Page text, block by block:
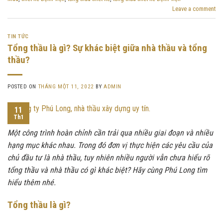
Leave a comment
TIN TỨC
Tổng thầu là gì? Sự khác biệt giữa nhà thầu và tổng
thầu?
POSTED ON THÁNG MỘT 11, 2022 BY ADMIN
11
Th1
Một công trình hoàn chỉnh cần trải qua nhiều giai đoạn và nhiều
hạng mục khác nhau. Trong đó đơn vị thực hiện các yêu cầu của
chủ đầu tư là nhà thầu, tuy nhiên nhiều người vẫn chưa hiểu rõ
tổng thầu và nhà thầu có gì khác biệt? Hãy cùng Phú Long tìm
hiểu thêm nhé.
Tổng thầu là gì?